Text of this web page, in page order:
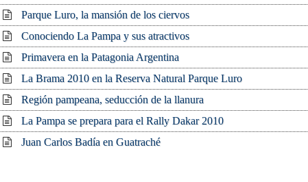
Parque Luro, la mansión de los ciervos
Conociendo La Pampa y sus atractivos
Primavera en la Patagonia Argentina
La Brama 2010 en la Reserva Natural Parque Luro
Región pampeana, seducción de la llanura
La Pampa se prepara para el Rally Dakar 2010
Juan Carlos Badía en Guatraché